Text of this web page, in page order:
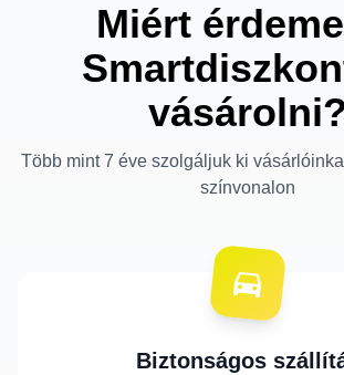
Miért
vásárolni?
Több mint 7 éve szolgáljuk ki
színvonalon
Biztonságos